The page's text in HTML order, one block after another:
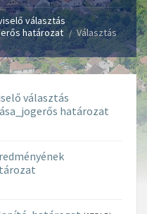
választás
határozat
Választás
választás
határozat